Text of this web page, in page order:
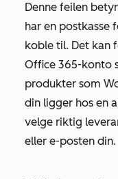
Denne feilen
har en postkasse
koble til. Det kan
Office 365-konto
produkter som
din ligger hos en
velge riktig
eller e-posten din.